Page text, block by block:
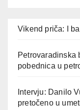
Vikend priča: I
Petrovaradinska
pobednica u
Intervju: Danilo
pretočeno u